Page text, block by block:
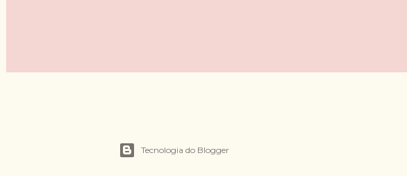
Tecnologia do Blogger